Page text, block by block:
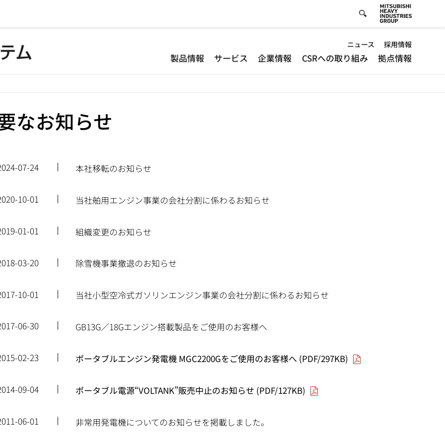
Default
-
Header
ニュース 採用情報
製品情報 サービス 企業情報 CSRへの取り組み 拠点情報
なお知らせ
07-24 本社移転のお知らせ
10-01 当社舶用エンジン事業の会社分割に係わるお知らせ
01-01 組織変更のお知らせ
03-20 除雪機事業撤退のお知らせ
10-01 当社小型空冷式ガソリンエンジン事業の会社分割に係わるお知らせ
06-30 GB13G／18Gエンジン搭載製品をご使用のお客様へ
02-23 ポータブルエンジン発電機 MGC2200Gをご使用のお客様へ (PDF/297KB)
09-04 ポータブル電源“VOLTANK”販売中止のお知らせ (PDF/127KB)
06-01 非常用発電機についてのお知らせを掲載しました。